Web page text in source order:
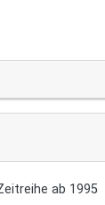
ab 1995